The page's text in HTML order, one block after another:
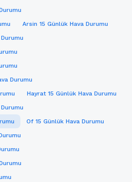
Arsin 15 Günlük Hava Durumu
Durumu
Hayrat 15 Günlük Hava Durumu
Of 15 Günlük Hava Durumu